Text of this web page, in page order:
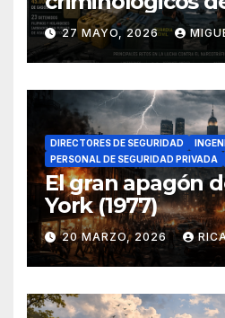
lucha contra el
en el sur de
27 MAYO, 2026
DIRECTORES DE SEGURIDAD
PERSONAL DE SEGURIDAD PRIVADA
El gran apagón
York (1977)
20 MARZO, 2026